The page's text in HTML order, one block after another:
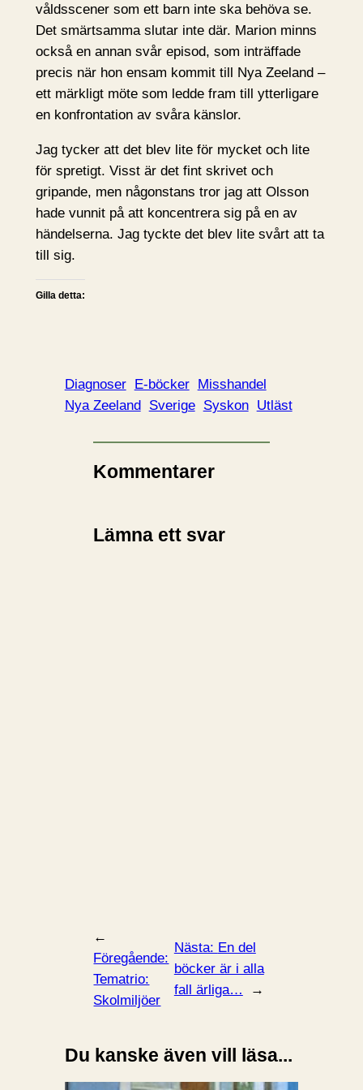
våldsscener som ett barn inte ska behöva se.
Det smärtsamma slutar inte där. Marion minns
också en annan svår episod, som inträffade
precis när hon ensam kommit till Nya Zeeland –
ett märkligt möte som ledde fram till ytterligare
en konfrontation av svåra känslor.
Jag tycker att det blev lite för mycket och lite
för spretigt. Visst är det fint skrivet och
gripande, men någonstans tror jag att Olsson
hade vunnit på att koncentrera sig på en av
händelserna. Jag tyckte det blev lite svårt att ta
till sig.
Gilla detta:
Diagnoser E-böcker Misshandel
Nya Zeeland Sverige Syskon Utläst
Kommentarer
Lämna ett svar
←
Föregående:
Tematrio:
Skolmiljöer
Nästa: En del
böcker är i alla
fall ärliga…
→
Du kanske även vill läsa...